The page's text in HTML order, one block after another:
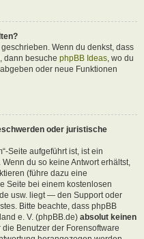
Wenn du denkst, dass
dann besuche phpBB Ideas , wo du
oder neue Funktionen
oder juristische
Seite aufgeführt ist, ist ein
du so keine Antwort erhältst,
(führe dazu eine
Seite bei einem kostenlosen
usw. liegt — den Support oder
Bitte beachte, dass phpBB
e. V. (phpBB.de) absolut keinen
Benutzer der Forensoftware